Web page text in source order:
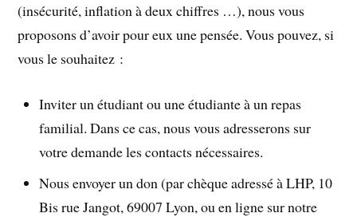
(insécurité, inflation à deux chiffres …), nous vous
proposons d’avoir pour eux une pensée. Vous pouvez, si
vous le souhaitez :
Inviter un étudiant ou une étudiante à un repas
familial. Dans ce cas, nous vous adresserons sur
votre demande les contacts nécessaires.
Nous envoyer un don (par chèque adressé à LHP, 10
Bis rue Jangot, 69007 Lyon, ou en ligne sur notre